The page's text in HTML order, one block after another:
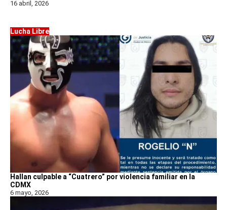
16 abril, 2026
Lucha Libre
Hallan culpable a “Cuatrero” por violencia familiar en la
CDMX
6 mayo, 2026